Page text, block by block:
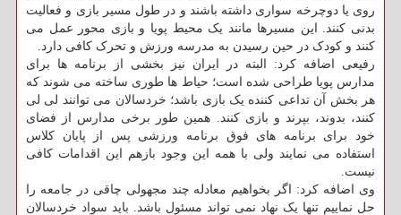
روی یا دوچرخه سواری داشته باشند و در طول مسیر بازی و فعالیت
بدنی کنند. این مسیرها مانند یک محیط پویا و بازی محور عمل می
کنند و کودک در حین رسیدن به مدرسه ورزش و تحرک کافی دارد.
رفیعی اضافه کرد: البته در ایران نیز بخشی از برنامه ها برای
مدارس پویا طراحی شده است؛ حیاط ها طوری ساخته می شوند که
هر بخش آن تداعی کننده یک بازی باشد؛ خردسالان می توانند لی لی
کنند، بدوند، بپرند و بازی کنند. همین طور برخی مدارس از فضای
خود برای برنامه های فوق برنامه ورزشی پس از پایان کلاس
استفاده می نمایند ولی با همه این وجود بازهم این اقدامات کافی
نیست.
وی اضافه کرد: اگر بخواهیم معادله چند مجهولی چاقی در جامعه را
حل نماییم تنها یک نهاد نمی تواند مسئول باشد. باید سواد خردسالان